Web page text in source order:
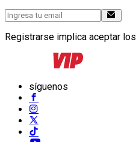
Registrarse implica aceptar los
síguenos